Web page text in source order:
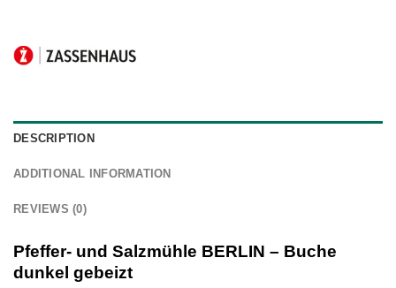
DESCRIPTION
ADDITIONAL INFORMATION
REVIEWS (0)
Pfeffer- und Salzmühle BERLIN – Buche
dunkel gebeizt